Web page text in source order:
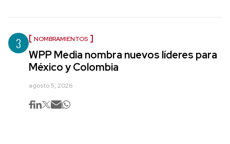
3 NOMBRAMIENTOS
WPP Media nombra nuevos líderes para
México y Colombia
agosto 5, 2026